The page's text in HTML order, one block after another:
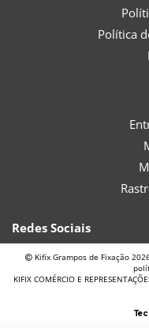
Política
Redes Sociais
Kifix Grampos de Fixação
KIFIX COMÉRCIO E
T